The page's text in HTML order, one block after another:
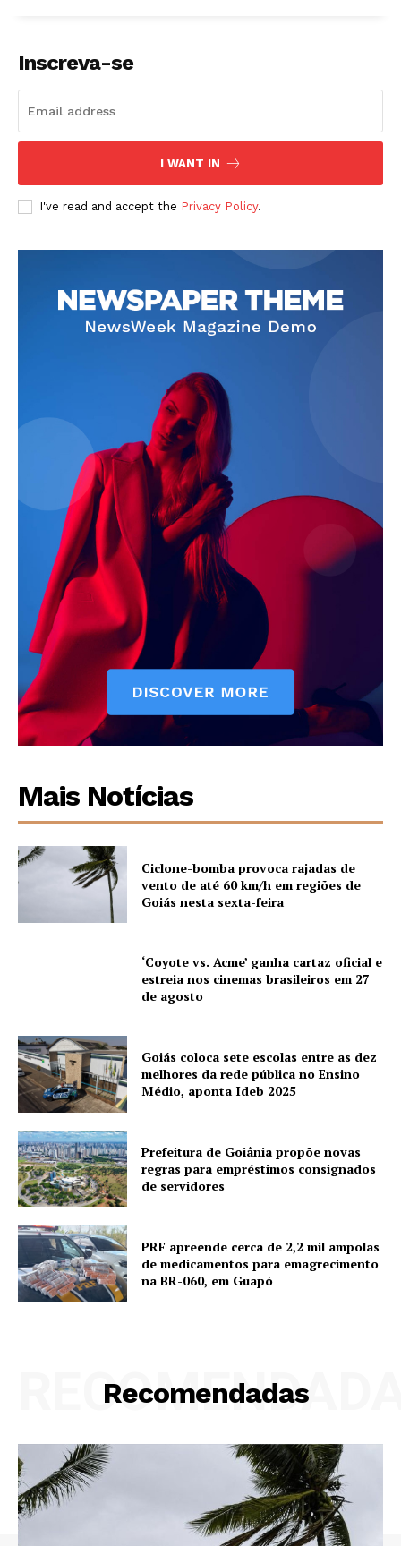
Inscreva-se
I WANT IN
I've read and accept the Privacy Policy.
Mais Notícias
Ciclone-bomba provoca rajadas de
vento de até 60 km/h em regiões de
Goiás nesta sexta-feira
‘Coyote vs. Acme’ ganha cartaz oficial e
estreia nos cinemas brasileiros em 27
de agosto
Goiás coloca sete escolas entre as dez
melhores da rede pública no Ensino
Médio, aponta Ideb 2025
Prefeitura de Goiânia propõe novas
regras para empréstimos consignados
de servidores
PRF apreende cerca de 2,2 mil ampolas
de medicamentos para emagrecimento
na BR-060, em Guapó
Recomendadas